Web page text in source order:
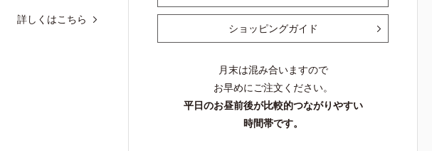
詳しくはこちら
ショッピングガイド
月末は混み合いますので
お早めにご注文ください。
平日のお昼前後が比較的つながりやすい
時間帯です。